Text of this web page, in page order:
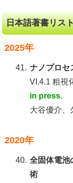
日本語著書リス
2025年
41. ナノプロセ
VI.4.1 粗視
in press.
大谷優介、
2020年
40. 全固体電池
術